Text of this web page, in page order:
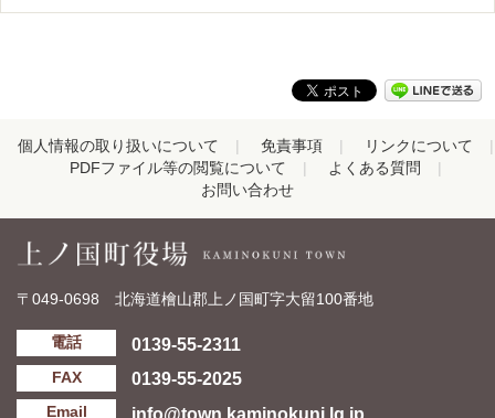
個人情報の取り扱いについて 免責事項
リンクについて
PDFファイル等の閲覧について
よくある質問
お問い合わせ
〒049-0698 北海道檜山郡上ノ国町字大留100番地
電話 0139-55-2311
FAX 0139-55-2025
Email info@town.kaminokuni.lg.jp